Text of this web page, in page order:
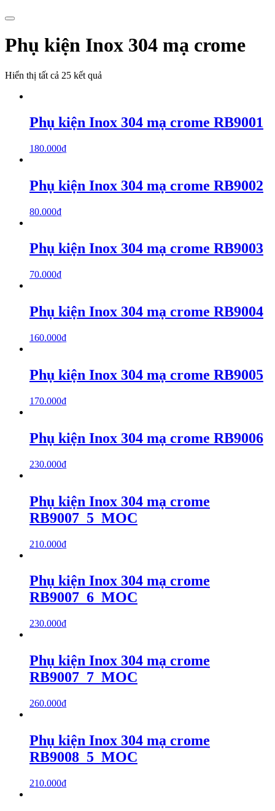
Phụ kiện Inox 304 mạ crome
Hiển thị tất cả 25 kết quả
Phụ kiện Inox 304 mạ crome RB9001
180.000₫
Phụ kiện Inox 304 mạ crome RB9002
80.000₫
Phụ kiện Inox 304 mạ crome RB9003
70.000₫
Phụ kiện Inox 304 mạ crome RB9004
160.000₫
Phụ kiện Inox 304 mạ crome RB9005
170.000₫
Phụ kiện Inox 304 mạ crome RB9006
230.000₫
Phụ kiện Inox 304 mạ crome
RB9007_5_MOC
210.000₫
Phụ kiện Inox 304 mạ crome
RB9007_6_MOC
230.000₫
Phụ kiện Inox 304 mạ crome
RB9007_7_MOC
260.000₫
Phụ kiện Inox 304 mạ crome
RB9008_5_MOC
210.000₫